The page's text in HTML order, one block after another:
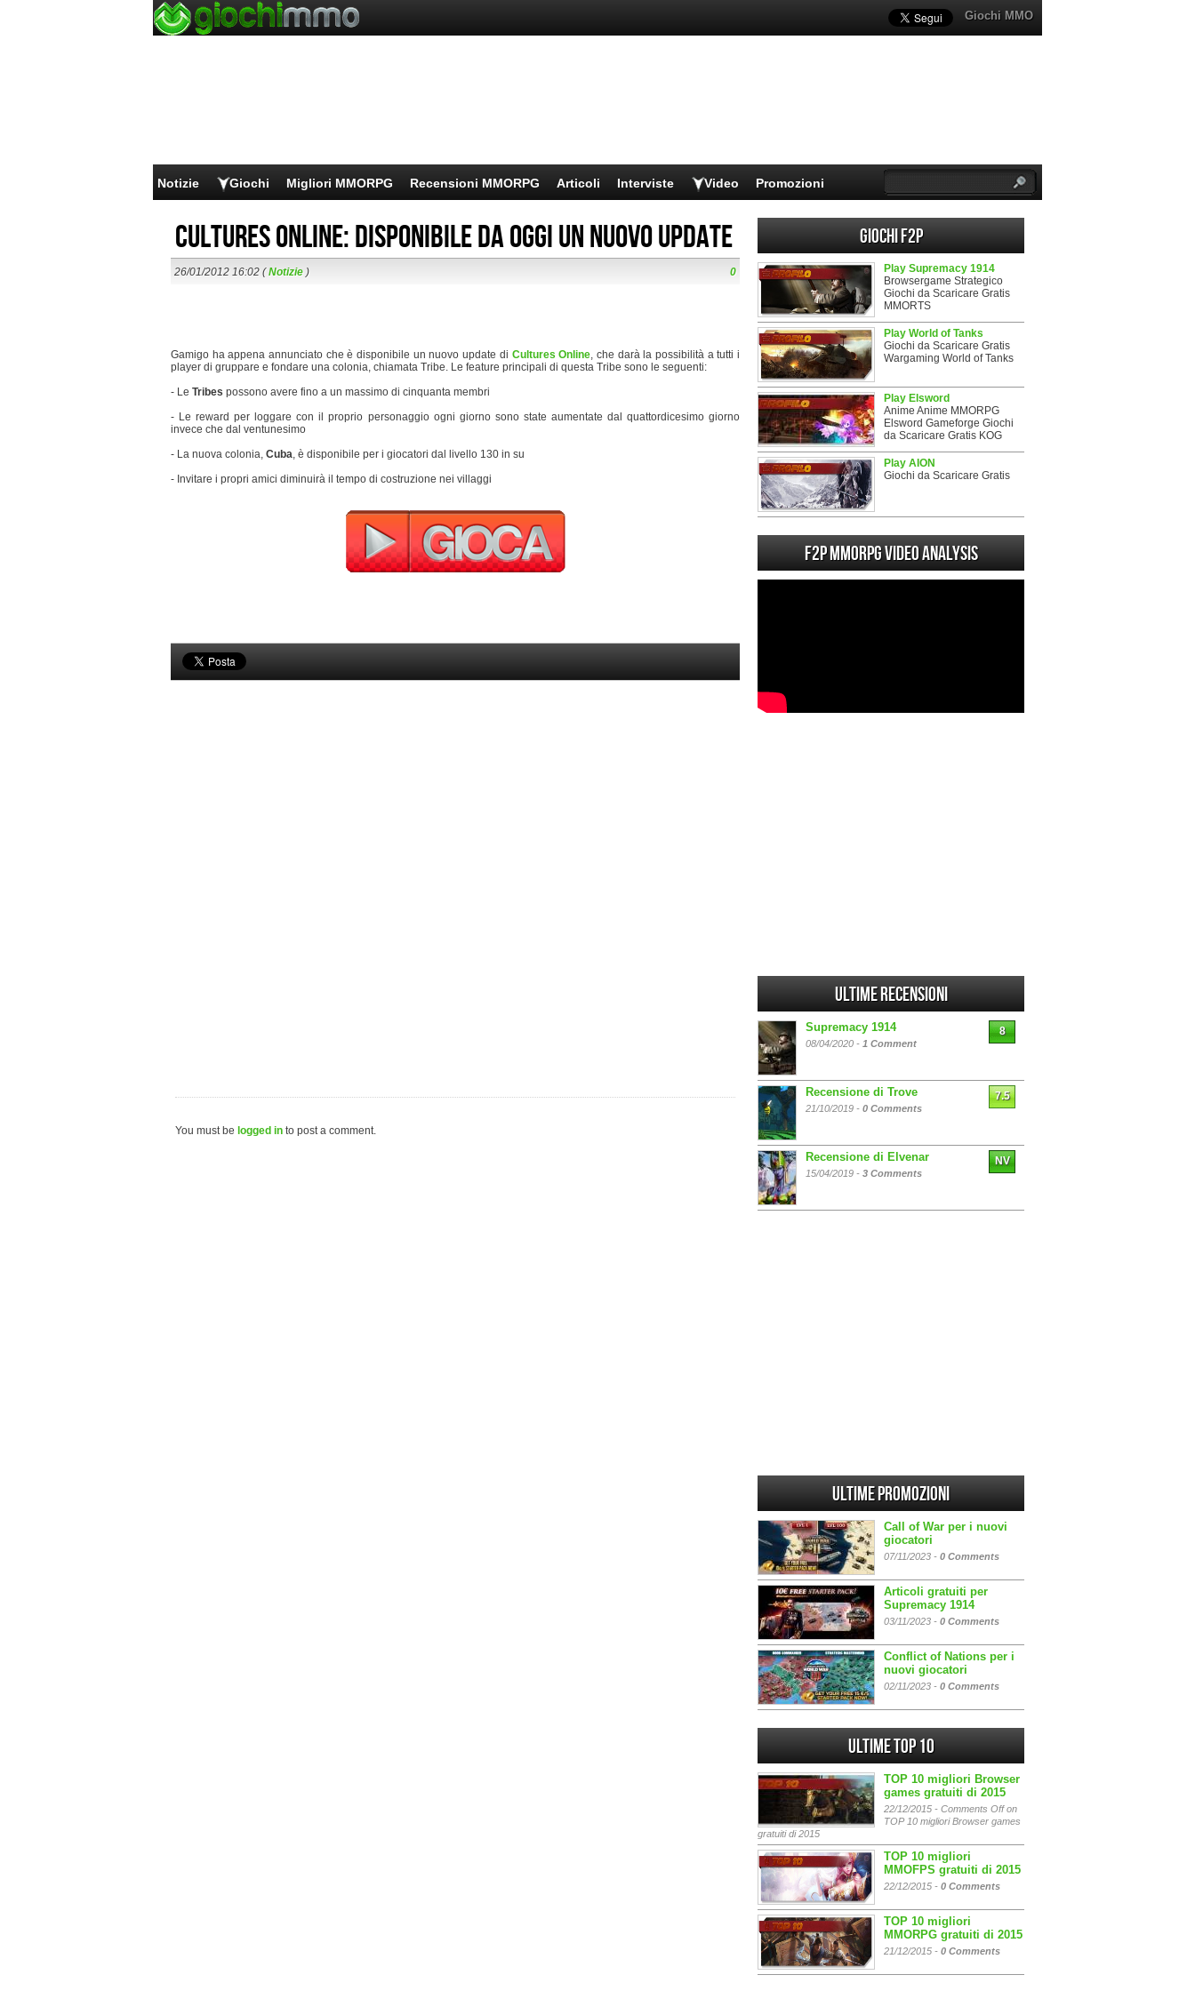
Giochi MMO
Notizie Giochi Migliori MMORPG Recensioni MMORPG Articoli Interviste Video Promozioni
Cultures Online: disponibile da oggi un nuovo update
26/01/2012 16:02 (Notizie ) 0
Gamigo ha appena annunciato che è disponibile un nuovo update di Cultures Online, che darà la possibilità a tutti i
player di gruppare e fondare una colonia, chiamata Tribe. Le feature principali di questa Tribe sono le seguenti:
- Le Tribes possono avere fino a un massimo di cinquanta membri
- Le reward per loggare con il proprio personaggio ogni giorno sono state aumentate dal quattordicesimo giorno
invece che dal ventunesimo
- La nuova colonia, Cuba, è disponibile per i giocatori dal livello 130 in su
- Invitare i propri amici diminuirà il tempo di costruzione nei villaggi
You must be logged in to post a comment.
Giochi F2P
Play Supremacy 1914
Browsergame Strategico
Giochi da Scaricare Gratis
MMORTS
Play World of Tanks
Giochi da Scaricare Gratis
Wargaming World of Tanks
Play Elsword
Anime Anime MMORPG
Elsword Gameforge Giochi
da Scaricare Gratis KOG
Play AION
Giochi da Scaricare Gratis
F2P MMORPG Video analysis
Ultime Recensioni
Supremacy 1914
08/04/2020 - 1 Comment
8
Recensione di Trove
21/10/2019 - 0 Comments
7.5
Recensione di Elvenar
15/04/2019 - 3 Comments
NV
Ultime promozioni
Call of War per i nuovi
giocatori
07/11/2023 - 0 Comments
Articoli gratuiti per
Supremacy 1914
03/11/2023 - 0 Comments
Conflict of Nations per i
nuovi giocatori
02/11/2023 - 0 Comments
Ultime Top 10
TOP 10 migliori Browser
games gratuiti di 2015
22/12/2015 - Comments Offon
TOP 10 migliori Browser games
gratuiti di 2015
TOP 10 migliori
MMOFPS gratuiti di 2015
22/12/2015 - 0 Comments
TOP 10 migliori
MMORPG gratuiti di 2015
21/12/2015 - 0 Comments